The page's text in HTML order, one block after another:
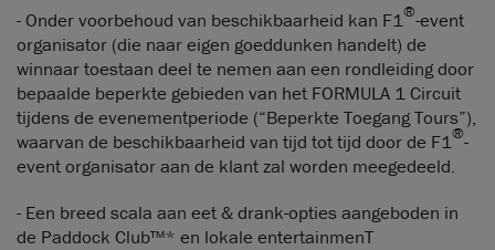
- Onder voorbehoud van beschikbaarheid kan F1®-event
organisator (die naar eigen goeddunken handelt) de
winnaar toestaan deel te nemen aan een rondleiding door
bepaalde beperkte gebieden van het FORMULA 1 Circuit
tijdens de evenementperiode (“Beperkte Toegang Tours”),
waarvan de beschikbaarheid van tijd tot tijd door de F1®-
event organisator aan de klant zal worden meegedeeld.
- Een breed scala aan eet & drank-opties aangeboden in
de Paddock Club™* en lokale entertainmenT